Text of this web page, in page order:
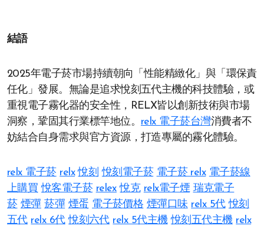
結語
2025年電子菸市場持續朝向「性能精緻化」與「環保責
任化」發展。無論是追求悅刻五代主機的科技體驗，或
重視電子霧化器的安全性，RELX皆以創新技術與市場
洞察，鞏固其行業標竿地位。 relx 電子菸台灣消費者不
妨結合自身需求與官方資源，打造專屬的霧化體驗。
relx 電子菸 relx 悅刻 悅刻電子菸 電子菸 relx 電子菸線
上購買 悅客電子菸 relex 悅克 relx電子煙 瑞克電子
菸 煙彈 菸彈 煙蛋 電子菸價格 煙彈口味 relx 5代 悅刻
五代 relx 6代 悅刻六代 relx 5代主機 悅刻五代主機 relx